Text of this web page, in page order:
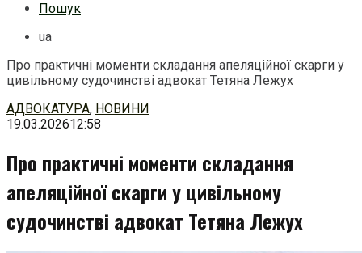
Пошук
ua
Про практичні моменти складання апеляційної скарги у
цивільному судочинстві адвокат Тетяна Лежух
Перейти
до
АДВОКАТУРА, НОВИНИ
19.03.202612:58
Про практичні моменти складання
апеляційної скарги у цивільному
судочинстві адвокат Тетяна Лежух